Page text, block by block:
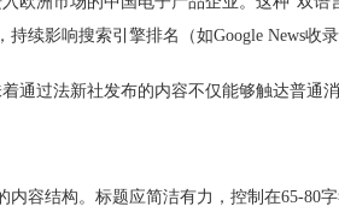
续影响搜索引擎排名（如Google News
通过法新社发布的内容不仅能够触达普通
容结构。标题应简洁有力，控制在65-80